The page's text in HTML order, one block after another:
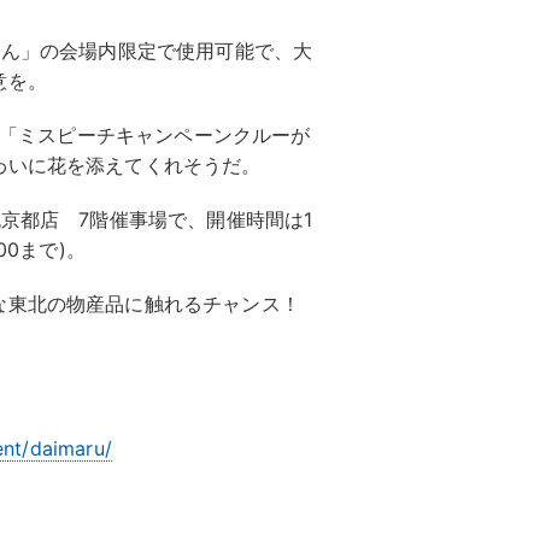
」の会場内限定で使用可能で、大
。
ミスピーチキャンペーンクルーが
に花を添えてくれそうだ。
都店 7階催事場で、開催時間は1
まで)。
北の物産品に触れるチャンス！
daimaru/